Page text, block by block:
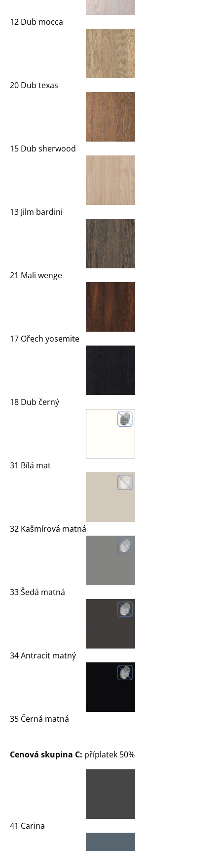
12 Dub mocca
20 Dub texas
15 Dub sherwood
13 Jilm bardini
21 Mali wenge
17 Ořech yosemite
18 Dub černý
31 Bílá mat
32 Kašmírová matná
33 Šedá matná
34 Antracit matný
35 Černá matná
Cenová skupina C: příplatek 50%
41 Carina